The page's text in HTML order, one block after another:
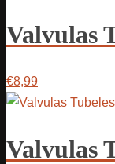
Valvulas
€8,99
Valvulas